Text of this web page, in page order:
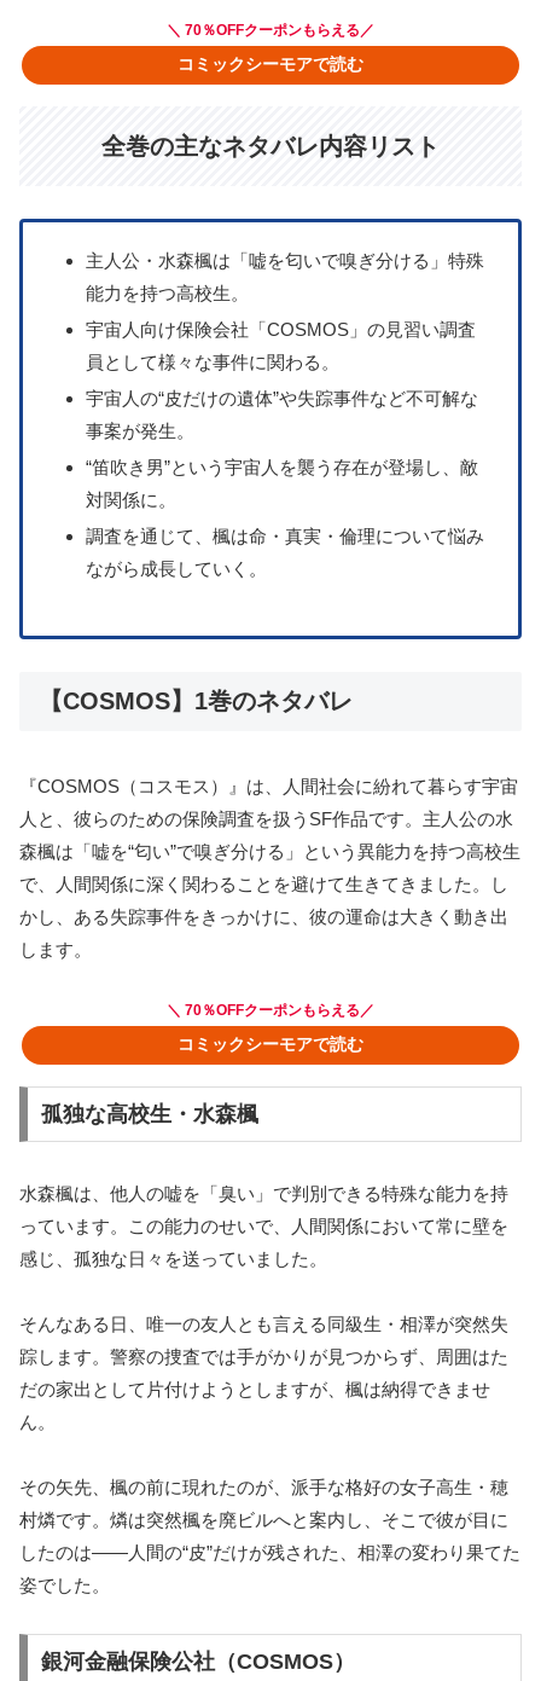
＼ 70％OFFクーポンもらえる／
コミックシーモアで読む
全巻の主なネタバレ内容リスト
主人公・水森楓は「嘘を匂いで嗅ぎ分ける」特殊
能力を持つ高校生。
宇宙人向け保険会社「COSMOS」の見習い調査
員として様々な事件に関わる。
宇宙人の“皮だけの遺体”や失踪事件など不可解な
事案が発生。
“笛吹き男”という宇宙人を襲う存在が登場し、敵
対関係に。
調査を通じて、楓は命・真実・倫理について悩み
ながら成長していく。
【COSMOS】1巻のネタバレ
『COSMOS（コスモス）』は、人間社会に紛れて暮らす宇宙
人と、彼らのための保険調査を扱うSF作品です。主人公の水
森楓は「嘘を“匂い”で嗅ぎ分ける」という異能力を持つ高校生
で、人間関係に深く関わることを避けて生きてきました。し
かし、ある失踪事件をきっかけに、彼の運命は大きく動き出
します。
＼ 70％OFFクーポンもらえる／
コミックシーモアで読む
孤独な高校生・水森楓
水森楓は、他人の嘘を「臭い」で判別できる特殊な能力を持
っています。この能力のせいで、人間関係において常に壁を
感じ、孤独な日々を送っていました。
そんなある日、唯一の友人とも言える同級生・相澤が突然失
踪します。警察の捜査では手がかりが見つからず、周囲はた
だの家出として片付けようとしますが、楓は納得できませ
ん。
その矢先、楓の前に現れたのが、派手な格好の女子高生・穂
村燐です。燐は突然楓を廃ビルへと案内し、そこで彼が目に
したのは――人間の“皮”だけが残された、相澤の変わり果てた
姿でした。
銀河金融保険公社（COSMOS）